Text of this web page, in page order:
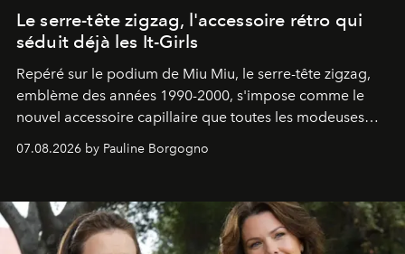
Le serre-tête zigzag, l'accessoire rétro qui
séduit déjà les It-Girls
Repéré sur le podium de Miu Miu, le serre-tête zigzag,
emblème des années 1990-2000, s'impose comme le
nouvel accessoire capillaire que toutes les modeuses
s'arrachent déjà.
07.08.2026 by Pauline Borgogno